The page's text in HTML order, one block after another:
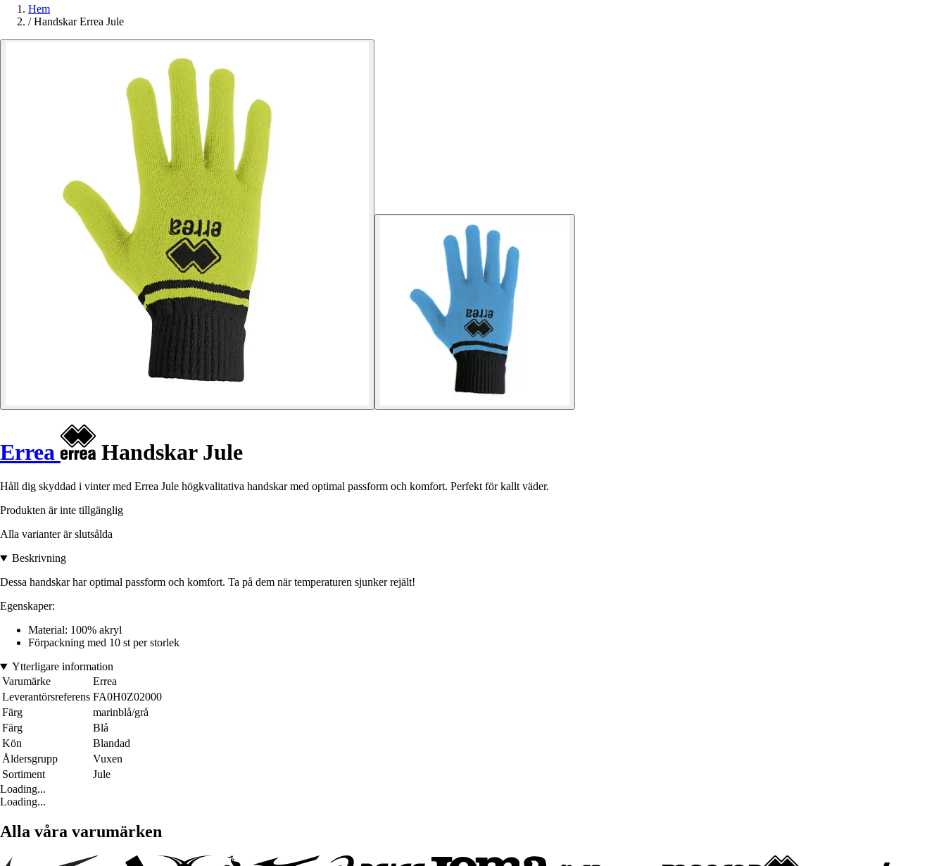
Hem
/ Handskar Errea Jule
Errea Handskar Jule
Håll dig skyddad i vinter med Errea Jule högkvalitativa handskar med optimal passform och komfort. Perfekt för kallt väder.
Produkten är inte tillgänglig
Alla varianter är slutsålda
Beskrivning
Dessa handskar har optimal passform och komfort. Ta på dem när temperaturen sjunker rejält!
Egenskaper:
Material: 100% akryl
Förpackning med 10 st per storlek
Ytterligare information
Varumärke
Errea
Leverantörsreferens FA0H0Z02000
Färg
marinblå/grå
Färg
Blå
Kön
Blandad
Åldersgrupp
Vuxen
Sortiment
Jule
Loading...
Loading...
Alla våra varumärken